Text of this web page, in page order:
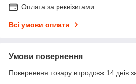
Оплата за реквізитами
Всі умови оплати
Умови повернення
Повернення товару впродовж 14 днів